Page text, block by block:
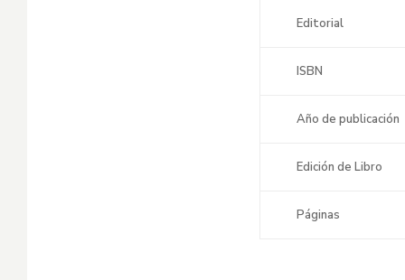
Editorial
ISBN
Año de publicación
Edición de Libro
Páginas